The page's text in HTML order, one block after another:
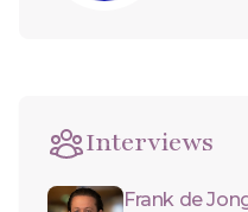
Interviews
Frank de